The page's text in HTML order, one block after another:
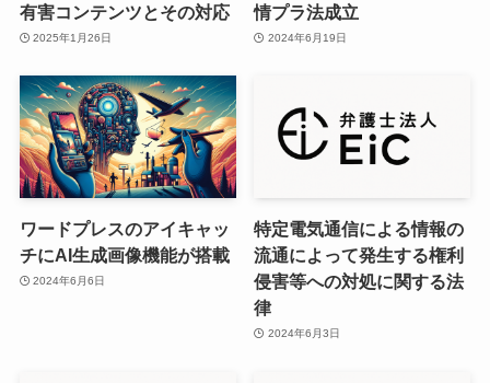
有害コンテンツとその対応
2025年1月26日
情プラ法成立
2024年6月19日
ワードプレスのアイキャッ
チにAI生成画像機能が搭載
2024年6月6日
特定電気通信による情報の
流通によって発生する権利
侵害等への対処に関する法
律
2024年6月3日